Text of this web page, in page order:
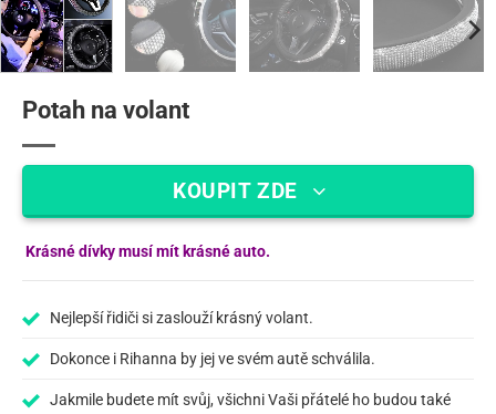
Potah na volant
KOUPIT ZDE
Krásné dívky musí mít krásné auto.
Nejlepší řidiči si zaslouží krásný volant.
Dokonce i Rihanna by jej ve svém autě schválila.
Jakmile budete mít svůj, všichni Vaši přátelé ho budou také